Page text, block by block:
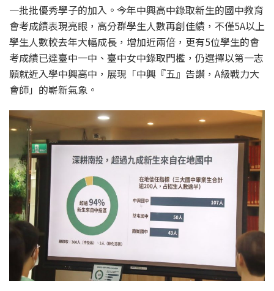
一批批優秀學子的加入。今年中興高中錄取新生的國中教育
會考成績表現亮眼，高分群學生人數再創佳績，不僅5A以上
學生人數較去年大幅成長，增加近兩倍，更有5位學生的會
考成績已達臺中一中、臺中女中錄取門檻，仍選擇以第一志
願就近入學中興高中，展現「中興『五』告讚，A級戰力大
會師」的嶄新氣象。